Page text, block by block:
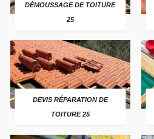
DÉMOUSSAGE DE TOITURE
25
DEVIS RÉPARATION DE
TOITURE 25